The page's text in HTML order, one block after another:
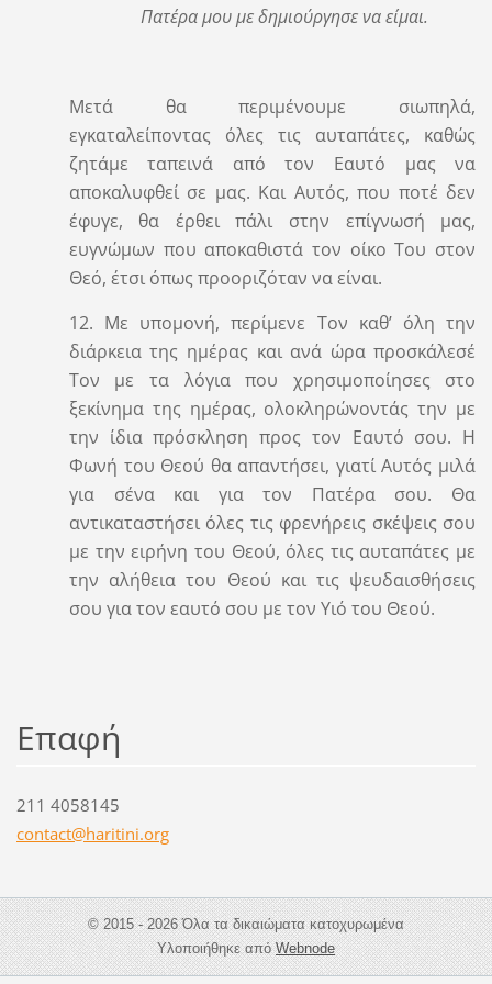
Πατέρα μου με δημιούργησε να είμαι.
Μετά θα περιμένουμε σιωπηλά,
εγκαταλείποντας όλες τις αυταπάτες, καθώς
ζητάμε ταπεινά από τον Εαυτό μας να
αποκαλυφθεί σε μας. Και Αυτός, που ποτέ δεν
έφυγε, θα έρθει πάλι στην επίγνωσή μας,
ευγνώμων που αποκαθιστά τον οίκο Του στον
Θεό, έτσι όπως προοριζόταν να είναι.
12. Με υπομονή, περίμενε Τον καθ’ όλη την
διάρκεια της ημέρας και ανά ώρα προσκάλεσέ
Τον με τα λόγια που χρησιμοποίησες στο
ξεκίνημα της ημέρας, ολοκληρώνοντάς την με
την ίδια πρόσκληση προς τον Εαυτό σου. Η
Φωνή του Θεού θα απαντήσει, γιατί Αυτός μιλά
για σένα και για τον Πατέρα σου. Θα
αντικαταστήσει όλες τις φρενήρεις σκέψεις σου
με την ειρήνη του Θεού, όλες τις αυταπάτες με
την αλήθεια του Θεού και τις ψευδαισθήσεις
σου για τον εαυτό σου με τον Υιό του Θεού.
Επαφή
211 4058145
contact@haritini.org
© 2015 - 2026 Όλα τα δικαιώματα κατοχυρωμένα
Υλοποιήθηκε απόWebnode